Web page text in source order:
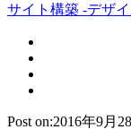
サイト構築 -デザ
Post on:2016年9月